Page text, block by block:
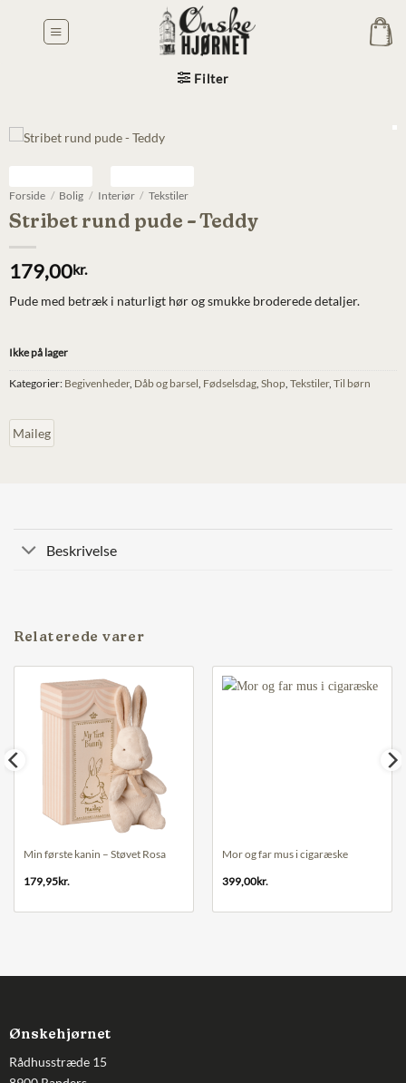
Filter
Forside / Bolig / Interiør / Tekstiler
Stribet rund pude – Teddy
179,00kr.
Pude med betræk i naturligt hør og smukke broderede detaljer.
Ikke på lager
Kategorier: Begivenheder, Dåb og barsel Fødselsdag Shop Tekstiler, Til børn
Maileg
Beskrivelse
Relaterede varer
Min første kanin – Støvet Rosa
179,95kr.
Mor og far mus i cigaræske
399,00kr.
Ønskehjørnet
Rådhusstræde 15